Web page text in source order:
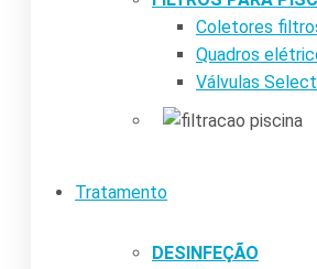
Coletores
Quadros
Válvulas
Tratamento
DESINFEÇÃO